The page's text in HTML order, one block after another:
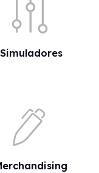
Simuladores